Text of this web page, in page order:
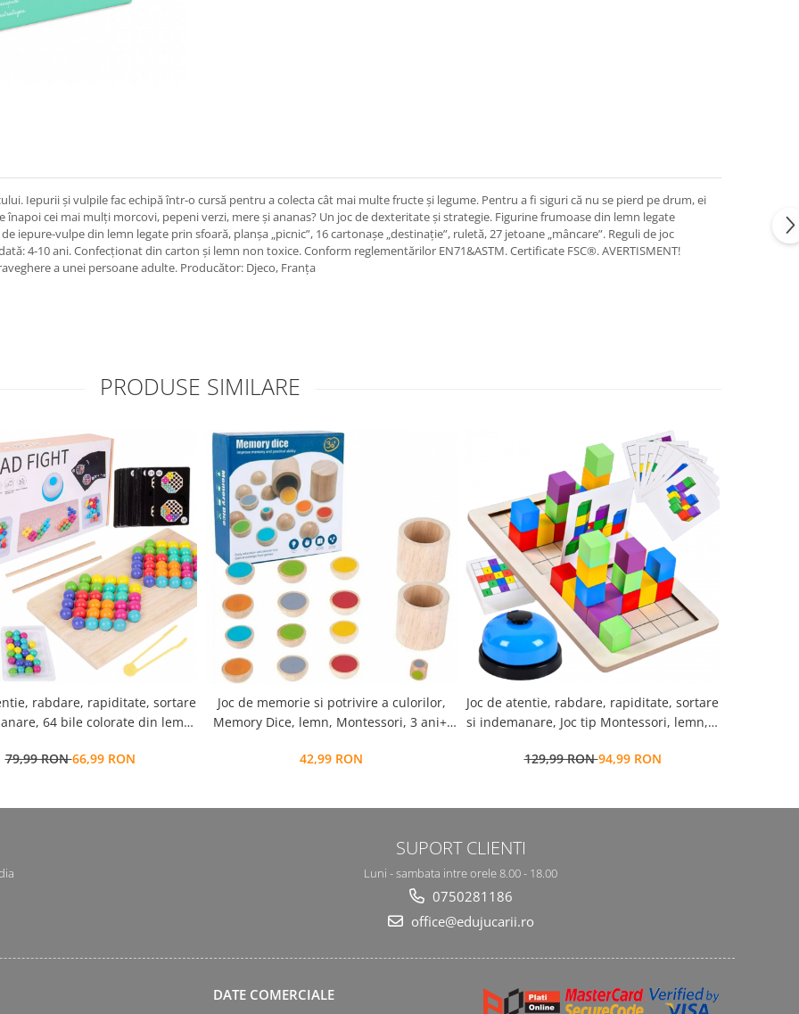
Iepurii și vulpile fac echipă într-o cursă pentru a colecta cât mai multe fructe și legume. Pentru a fi siguri că nu se pierd pe drum, ei
înapoi cei mai mulți morcovi, pepeni verzi, mere și ananas? Un joc de dexteritate și strategie. Figurine frumoase din lemn legate
vulpe din lemn legate prin sfoară, planșa „picnic”, 16 cartonașe „destinație”, ruletă, 27 jetoane „mâncare”. Reguli de joc
4-10 ani. Confecționat din carton și lemn non toxice. Conform reglementărilor EN71&ASTM. Certificate FSC®. AVERTISMENT!
a unei persoane adulte. Producător: Djeco, Franța
PRODUSE SIMILARE
rabdare, rapiditate, sortare
64 bile colorate din lemn
3 ani+,
79,99 RON66,99 RON
Joc de memorie si potrivire a culorilor,
Memory Dice, lemn, Montessori, 3 ani+,
42,99 RON
Joc de atentie, rabdare, rapiditate, sortare
si indemanare, Joc tip Montessori, lemn, 2
EduJucarii
129,99 RON94,99 RON
SUPORT CLIENTI
Luni - sambata intre orele 8.00 - 18.00
0750281186
office@edujucarii.ro
DATE COMERCIALE